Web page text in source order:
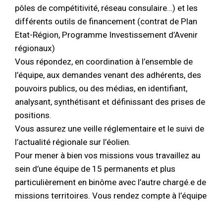
pôles de compétitivité, réseau consulaire…) et les
différents outils de financement (contrat de Plan
Etat-Région, Programme Investissement d’Avenir
régionaux)
Vous répondez, en coordination à l’ensemble de
l’équipe, aux demandes venant des adhérents, des
pouvoirs publics, ou des médias, en identifiant,
analysant, synthétisant et définissant des prises de
positions.
Vous assurez une veille réglementaire et le suivi de
l’actualité régionale sur l’éolien.
Pour mener à bien vos missions vous travaillez au
sein d’une équipe de 15 permanents et plus
particulièrement en binôme avec l’autre chargé.e de
missions territoires. Vous rendez compte à l’équipe